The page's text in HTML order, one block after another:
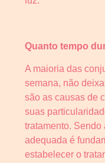
Quanto tempo
A maioria das
semana, não
são as causas de
suas
tratamento.
adequada é
estabelecer o